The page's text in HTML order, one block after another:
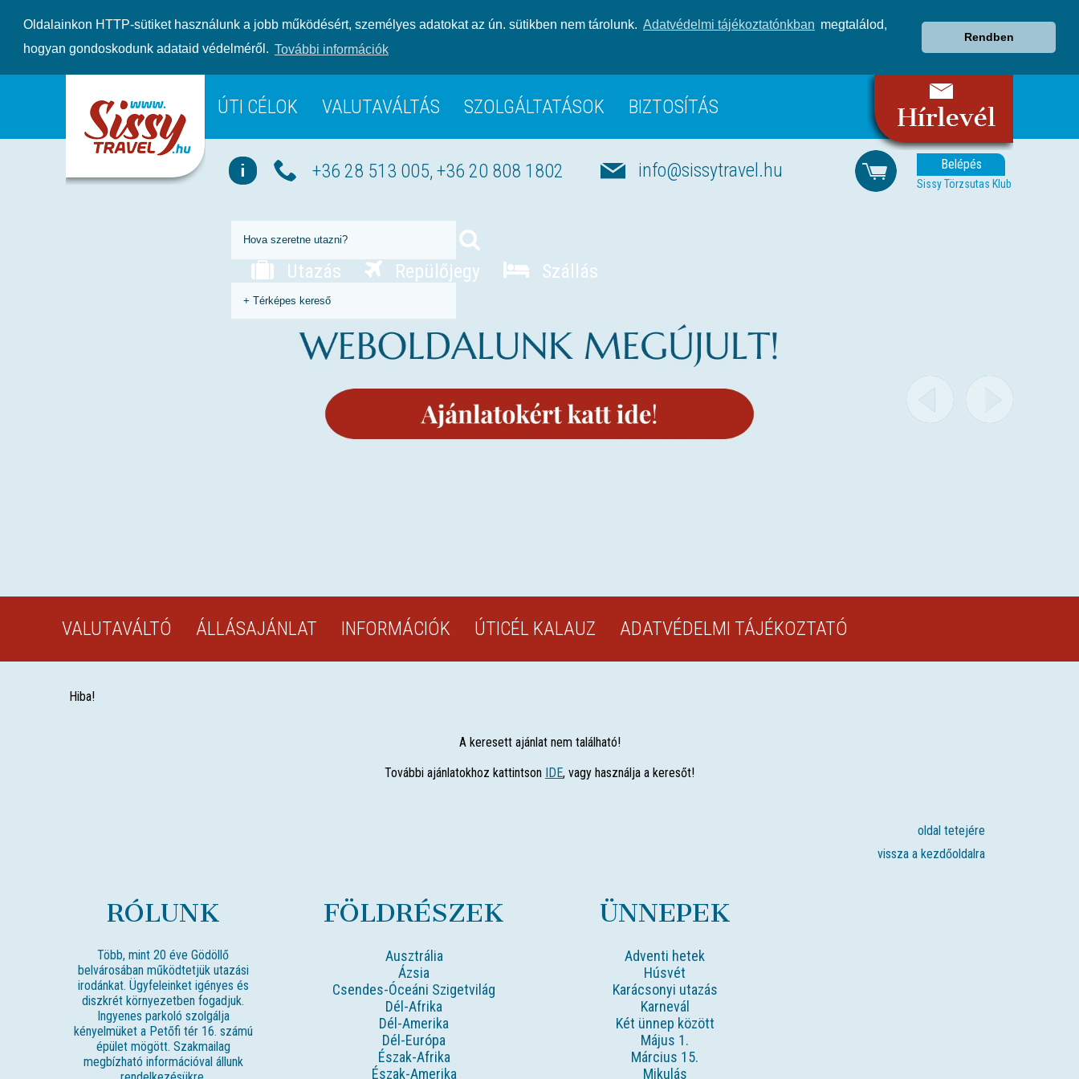
Oldalainkon HTTP-sütiket használunk a jobb működésért, személyes adatokat az ún. sütikben nem tárolunk. Adatvédelmi tájékoztatónkban megtalálod,
hogyan gondoskodunk adataid védelméről. További információk
Rendben
ÚTI CÉLOK VALUTAVÁLTÁS SZOLGÁLTATÁSOK BIZTOSÍTÁS
+36 28 513 005, +36 20 808 1802 info@sissytravel.hu Belépés
Sissy Törzsutas Klub
Utazás Repülőjegy Szállás
+ Térképes kereső
VALUTAVÁLTÓ ÁLLÁSAJÁNLAT INFORMÁCIÓK ÚTICÉL KALAUZ ADATVÉDELMI TÁJÉKOZTATÓ
Hiba!
A keresett ajánlat nem található!
További ajánlatokhoz kattintson IDE, vagy használja a keresőt!
oldal tetejére
vissza a kezdőoldalra
RÓLUNK
Több, mint 20 éve Gödöllő
belvárosában működtetjük utazási
irodánkat. Ügyfeleinket igényes és
diszkrét környezetben fogadjuk.
Ingyenes parkoló szolgálja
kényelmüket a Petőfi tér 16. számú
épület mögött. Szakmailag
megbízható információval állunk
FÖLDRÉSZEK
Ausztrália
Ázsia
Csendes-Óceáni Szigetvilág
Dél-Afrika
Dél-Amerika
Dél-Európa
Észak-Afrika
Észak-Amerika
ÜNNEPEK
Adventi hetek
Húsvét
Karácsonyi utazás
Karnevál
Két ünnep között
Május 1.
Március 15.
Mikulás